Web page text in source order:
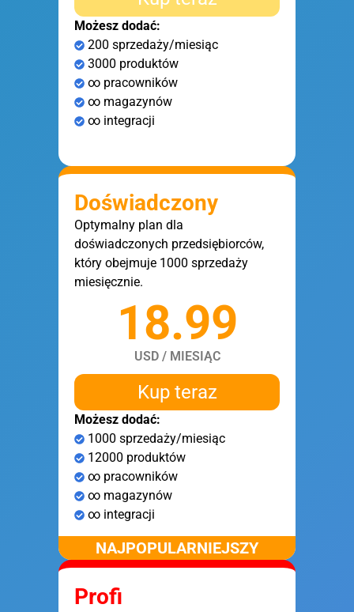
Możesz dodać:
200 sprzedaży/miesiąc
3000 produktów
∞ pracowników
∞ magazynów
∞ integracji
Doświadczony
Optymalny plan dla
doświadczonych przedsiębiorców,
który obejmuje 1000 sprzedaży
miesięcznie.
18.99
USD / MIESIĄC
Kup teraz
Możesz dodać:
1000 sprzedaży/miesiąc
12000 produktów
∞ pracowników
∞ magazynów
∞ integracji
NAJPOPULARNIEJSZY
Profi